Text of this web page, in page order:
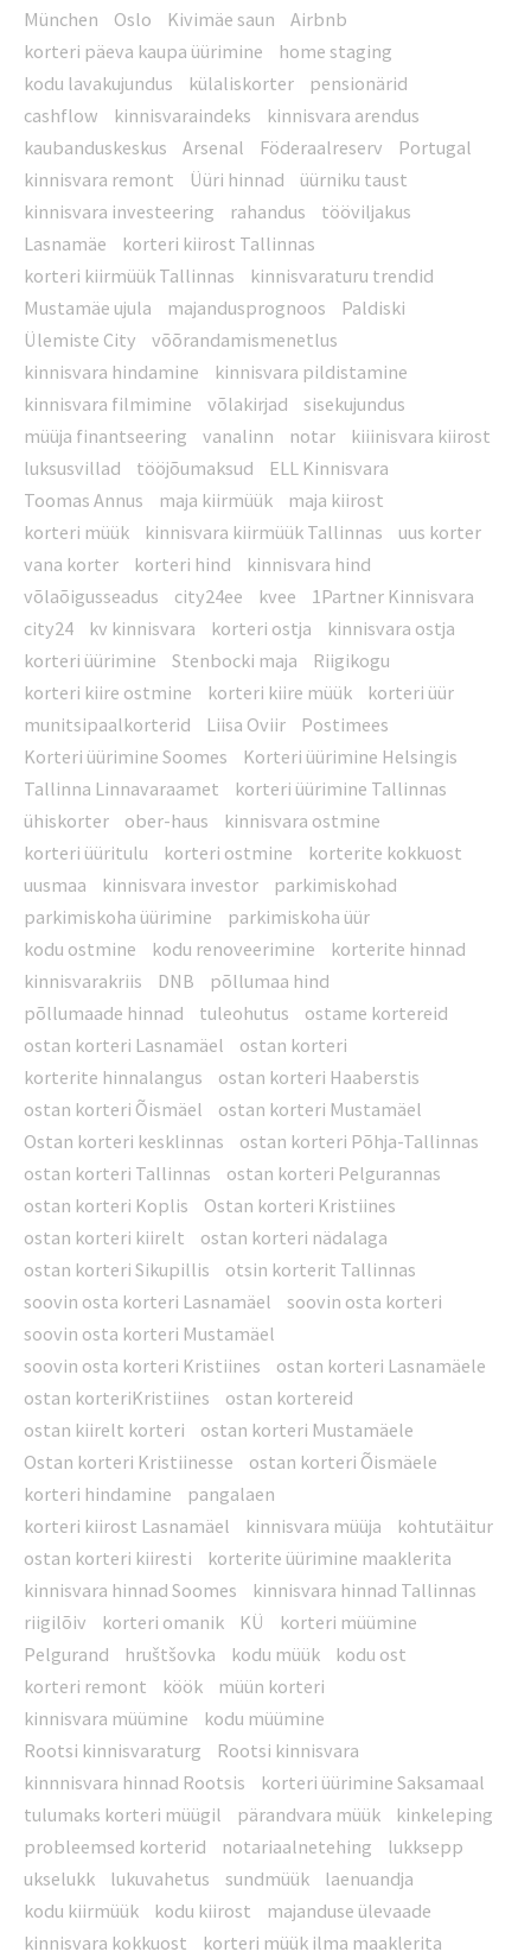
München
Oslo Kivimäe saun
Airbnb
korteri päeva kaupa üürimine
home staging
kodu lavakujundus
külaliskorter
pensionärid
cashflow
kinnisvaraindeks
kinnisvara arendus
kaubanduskeskus
Arsenal Föderaalreserv
Portugal
kinnisvara remont
Üüri hinnad
üürniku taust
kinnisvara investeering
rahandus
tööviljakus
Lasnamäe
korteri kiirost Tallinnas
korteri kiirmüük Tallinnas
kinnisvaraturu trendid
Mustamäe ujula
majandusprognoos
Paldiski
Ülemiste City
võõrandamismenetlus
kinnisvara hindamine
kinnisvara pildistamine
kinnisvara filmimine
võlakirjad
sisekujundus
müüja finantseering
vanalinn notar
kiiinisvara kiirost
luksusvillad
tööjõumaksud
ELL Kinnisvara
Toomas Annus
maja kiirmüük
maja kiirost
korteri müük
kinnisvara kiirmüük Tallinnas
uus korter
vana korter
korteri hind
kinnisvara hind
võlaõigusseadus
city24ee kvee
1Partner Kinnisvara
city24
kv kinnisvara korteri ostja
kinnisvara ostja
korteri üürimine
Stenbocki maja
Riigikogu
korteri kiire ostmine
korteri kiire müük
korteri üür
munitsipaalkorterid
Liisa Oviir
Postimees
Korteri üürimine Soomes
Korteri üürimine Helsingis
Tallinna Linnavaraamet
korteri üürimine Tallinnas
ühiskorter
ober-haus
kinnisvara ostmine
korteri üüritulu
korteri ostmine
korterite kokkuost
uusmaa
kinnisvara investor
parkimiskohad
parkimiskoha üürimine
parkimiskoha üür
kodu ostmine
kodu renoveerimine
korterite hinnad
kinnisvarakriis
DNB
põllumaa hind
põllumaade hinnad
tuleohutus
ostame kortereid
ostan korteri Lasnamäel
ostan korteri
korterite hinnalangus
ostan korteri Haaberstis
ostan korteri Õismäel
ostan korteri Mustamäel
Ostan korteri kesklinnas
ostan korteri Põhja-Tallinnas
ostan korteri Tallinnas
ostan korteri Pelgurannas
ostan korteri Koplis
Ostan korteri Kristiines
ostan korteri kiirelt
ostan korteri nädalaga
ostan korteri Sikupillis
otsin korterit Tallinnas
soovin osta korteri Lasnamäel
soovin osta korteri
soovin osta korteri Mustamäel
soovin osta korteri Kristiines
ostan korteri Lasnamäele
ostan korteriKristiines
ostan kortereid
ostan kiirelt korteri
ostan korteri Mustamäele
Ostan korteri Kristiinesse
ostan korteri Õismäele
korteri hindamine
pangalaen
korteri kiirost Lasnamäel
kinnisvara müüja
kohtutäitur
ostan korteri kiiresti
korterite üürimine maaklerita
kinnisvara hinnad Soomes
kinnisvara hinnad Tallinnas
riigilõiv
korteri omanik KÜ
korteri müümine
Pelgurand
hruštšovka kodu müük
kodu ost
korteri remont
köök
müün korteri
kinnisvara müümine
kodu müümine
Rootsi kinnisvaraturg
Rootsi kinnisvara
kinnnisvara hinnad Rootsis
korteri üürimine Saksamaal
tulumaks korteri müügil
pärandvara müük
kinkeleping
probleemsed korterid
notariaalnetehing
lukksepp
ukselukk
lukuvahetus sundmüük
laenuandja
kodu kiirmüük
kodu kiirost
majanduse ülevaade
kinnisvara kokkuost
korteri müük ilma maaklerita